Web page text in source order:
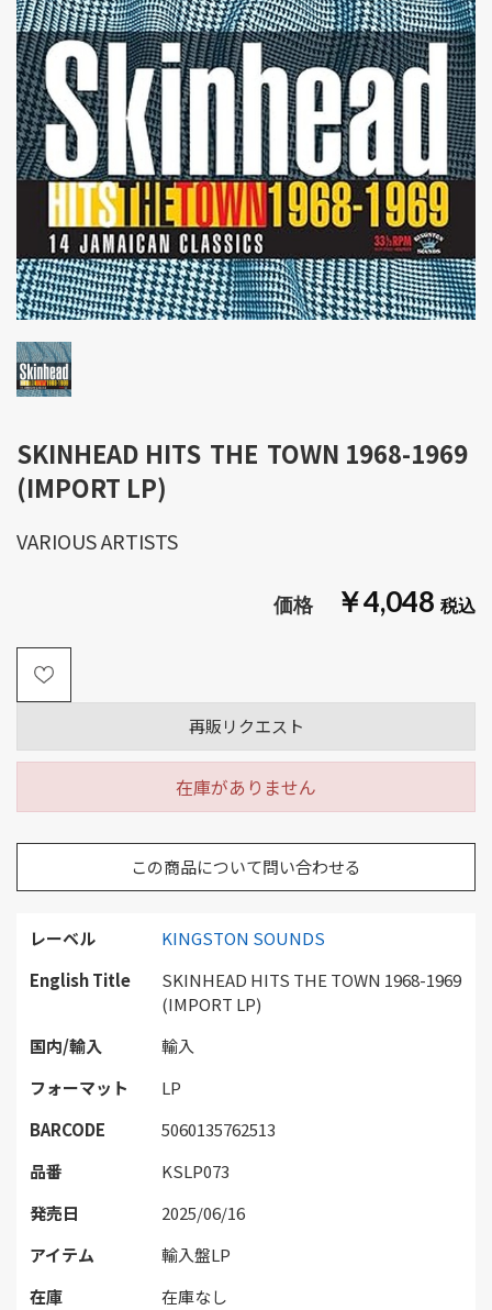
SKINHEAD HITS THE TOWN 1968-1969
(IMPORT LP)
￥4,048
レーベル
KINGSTON SOUNDS
English Title
SKINHEAD HITS THE TOWN 1968-1969
(IMPORT LP)
国内/輸入
輸入
フォーマット
LP
BARCODE
5060135762513
品番
KSLP073
発売日
2025/06/16
アイテム
輸入盤LP
在庫
在庫なし
再販リクエスト
在庫がありません
この商品について問い合わせる
VARIOUS ARTISTS